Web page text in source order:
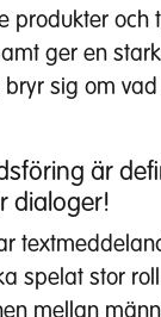
produkter och
ger en
bryr sig om
är
dialoger!
spelat stor
mellan